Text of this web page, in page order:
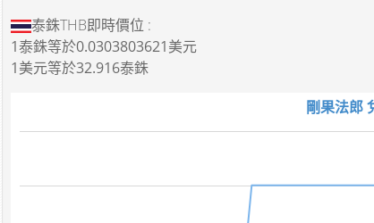
泰銖THB即時價位 :
1泰銖等於0.0303803621美元
1美元等於32.916泰銖
剛果法郎